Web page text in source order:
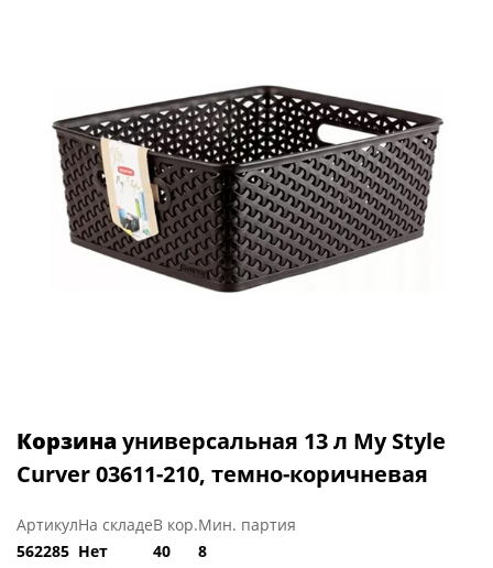
Корзинауниверсальная 13 л My Style
Curver 03611-210, темно-коричневая
Артикул
562285
На складе
Нет
В кор.
40
Мин. партия
8